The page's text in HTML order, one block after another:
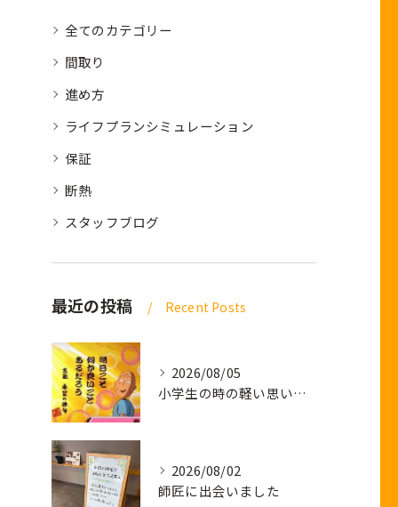
全てのカテゴリー
間取り
進め方
ライフプランシミュレーション
保証
断熱
スタッフブログ
最近の投稿 Recent Posts
2026/08/05
小学生の時の軽い思い出話し
2026/08/02
師匠に出会いました